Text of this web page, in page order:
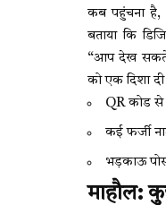
कब पहुंचना है,
बताया कि
“आप देख
को एक दिशा
QR कोड से
कई फर्जी
भड़काऊ
माहौल: